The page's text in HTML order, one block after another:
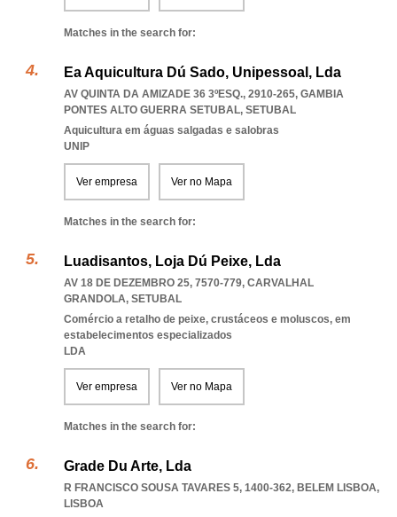
Matches in the search for:
Ea Aquicultura Dú Sado, Unipessoal, Lda
AV QUINTA DA AMIZADE 36 3ºESQ., 2910-265, GAMBIA
PONTES ALTO GUERRA SETUBAL, SETUBAL
Aquicultura em águas salgadas e salobras
UNIP
Ver empresa Ver no Mapa
Matches in the search for:
Luadisantos, Loja Dú Peixe, Lda
AV 18 DE DEZEMBRO 25, 7570-779, CARVALHAL
GRANDOLA, SETUBAL
Comércio a retalho de peixe, crustáceos e moluscos, em
estabelecimentos especializados
LDA
Ver empresa Ver no Mapa
Matches in the search for:
Grade Du Arte, Lda
R FRANCISCO SOUSA TAVARES 5, 1400-362, BELEM LISBOA,
LISBOA